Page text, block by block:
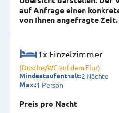
auf Anfrage einen
von Ihnen angefragte Zeit.
1x Einzelzimmer
(Dusche/WC auf dem Flur)
Mindestaufenthalt:2 Nächte
Max.:1 Person
Preis pro Nacht